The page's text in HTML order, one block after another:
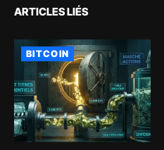
ARTICLES LIÉS
BITCOIN